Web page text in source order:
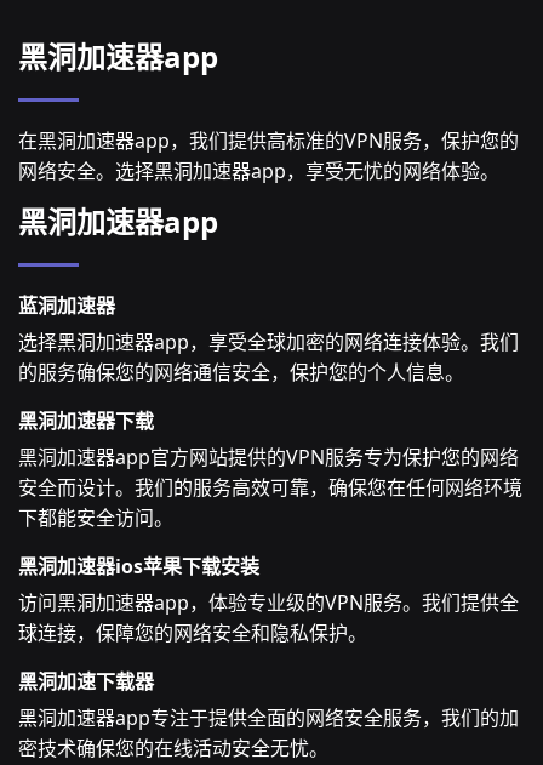
黑洞加速器app
在黑洞加速器app，我们提供高标准的VPN服务，保护您的
网络安全。选择黑洞加速器app，享受无忧的网络体验。
黑洞加速器app
蓝洞加速器
选择黑洞加速器app，享受全球加密的网络连接体验。我们
的服务确保您的网络通信安全，保护您的个人信息。
黑洞加速器下载
黑洞加速器app官方网站提供的VPN服务专为保护您的网络
安全而设计。我们的服务高效可靠，确保您在任何网络环境
下都能安全访问。
黑洞加速器ios苹果下载安装
访问黑洞加速器app，体验专业级的VPN服务。我们提供全
球连接，保障您的网络安全和隐私保护。
黑洞加速下载器
黑洞加速器app专注于提供全面的网络安全服务，我们的加
密技术确保您的在线活动安全无忧。